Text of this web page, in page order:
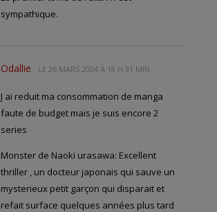
sympathique.
Odallie LE 26 MARS 2004 À 18 H 31 MIN
J ai reduit ma consommation de manga
faute de budget mais je suis encore 2
series
Monster de Naoki urasawa: Excellent
thriller , un docteur japonais qui sauve un
mysterieux petit garçon qui disparait et
refait surface quelques années plus tard